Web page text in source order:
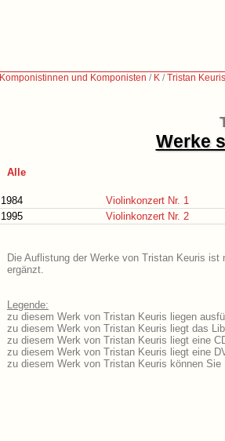
Komponistinnen und Komponisten / K /Tristan
Werke
Alle
1984
Violinkonzert Nr. 1
1995
Violinkonzert Nr. 2
Die Auflistung der Werke von Tristan Keuris
ergänzt.
Legende:
zu diesem Werk von Tristan Keuris liegen
zu diesem Werk von Tristan Keuris liegt das
zu diesem Werk von Tristan Keuris liegt eine
zu diesem Werk von Tristan Keuris liegt eine
zu diesem Werk von Tristan Keuris können Sie